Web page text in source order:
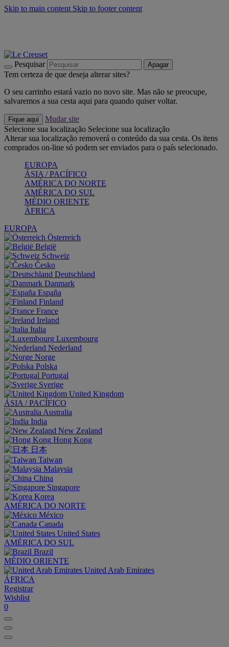
Skip to main content Skip to footer content
Pesquisar Apagar
Tem certeza de que deseja alterar sites?
O seu carrinho estará vazio no novo site. Mas não se preocupe,
salvaremos a sua cesta aqui para quando quiser voltar.
Fique aqui
Mudar site
Selecione sua localização Selecione sua localização
Alterar sua localização removerá o conteúdo da sua cesta. Os itens
comprados on-line só podem ser enviados para o país selecionado.
EUROPA
ÁSIA / PACÍFICO
AMÉRICA DO NORTE
AMÉRICA DO SUL
MÉDIO ORIENTE
ÁFRICA
EUROPA
Österreich
België
Schweiz
Česko
Deutschland
Danmark
España
Finland
France
Ireland
Italia
Luxembourg
Nederland
Norge
Polska
Portugal
Sverige
United Kingdom
ÁSIA / PACÍFICO
Australia
India
New Zealand
Hong Kong
日本
Taiwan
Malaysia
China
Singapore
Korea
AMÉRICA DO NORTE
México
Canada
United States
AMÉRICA DO SUL
Brazil
MÉDIO ORIENTE
United Arab Emirates
ÁFRICA
Registrar
Wishlist
0